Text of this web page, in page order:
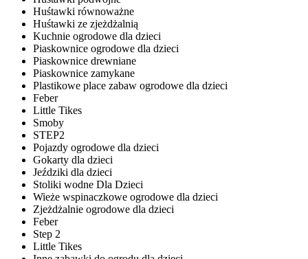
Huśtawki równoważne
Huśtawki ze zjeżdżalnią
Kuchnie ogrodowe dla dzieci
Piaskownice ogrodowe dla dzieci
Piaskownice drewniane
Piaskownice zamykane
Plastikowe place zabaw ogrodowe dla dzieci
Feber
Little Tikes
Smoby
STEP2
Pojazdy ogrodowe dla dzieci
Gokarty dla dzieci
Jeździki dla dzieci
Stoliki wodne Dla Dzieci
Wieże wspinaczkowe ogrodowe dla dzieci
Zjeżdżalnie ogrodowe dla dzieci
Feber
Step 2
Little Tikes